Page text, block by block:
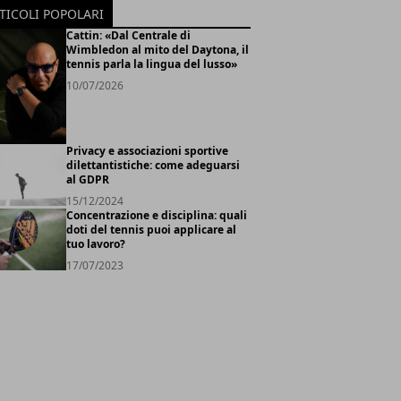
POPOLARI
Cattin: «Dal Centrale di
Wimbledon al mito del Daytona, il
tennis parla la lingua del lusso»
10/07/2026
Privacy e associazioni sportive
dilettantistiche: come adeguarsi
al GDPR
15/12/2024
Concentrazione e disciplina: quali
doti del tennis puoi applicare al
tuo lavoro?
17/07/2023